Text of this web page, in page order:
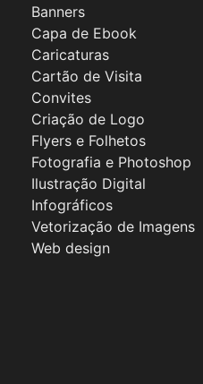
Banners
Capa de Ebook
Caricaturas
Cartão de Visita
Convites
Criação de Logo
Flyers e Folhetos
Fotografia e Photoshop
Ilustração Digital
Infográficos
Vetorização de Imagens
Web design